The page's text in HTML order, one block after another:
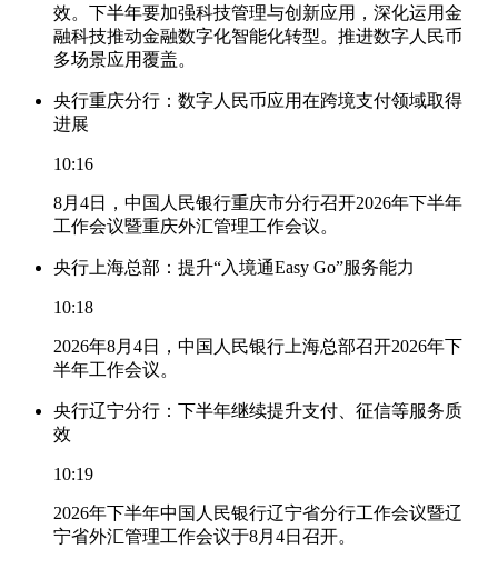
效。下半年要加强科技管理与创新应用，深化运用金
融科技推动金融数字化智能化转型。推进数字人民币
多场景应用覆盖。
央行重庆分行：数字人民币应用在跨境支付领域取得
进展
10:16
8月4日，中国人民银行重庆市分行召开2026年下半年
工作会议暨重庆外汇管理工作会议。
央行上海总部：提升“入境通Easy Go”服务能力
10:18
2026年8月4日，中国人民银行上海总部召开2026年下
半年工作会议。
央行辽宁分行：下半年继续提升支付、征信等服务质
效
10:19
2026年下半年中国人民银行辽宁省分行工作会议暨辽
宁省外汇管理工作会议于8月4日召开。